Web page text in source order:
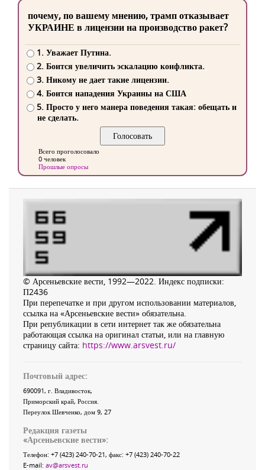
почему, по вашему мнению, трамп отказывает
УКРАИНЕ в лицензии на производство ракет?
1. Уважает Путина.
2. Боится увеличить эскалацию конфликта.
3. Никому не дает такие лицензии.
4. Боится нападения Украины на США
5. Просто у него манера поведения такая: обещать и
не сделать.
Всего проголосовало
0 человек
Прошлые опросы
© Арсеньевские вести, 1992—2022. Индекс подписки:
П2436
При перепечатке и при другом использовании материалов,
ссылка на «Арсеньевские вести» обязательна.
При републикации в сети интернет так же обязательна
работающая ссылка на оригинал статьи, или на главную
страницу сайта: https://www.arsvest.ru/
Почтовый адрес:
690091, г. Владивосток,
Приморский край, Россия
Переулок Шевченко, дом 9, 27
Редакция газеты
«Арсеньевские вести»:
Телефон: +7 (423) 240-70-21, факс: +7 (423) 240-70-22
E-mail: av@arsvest.ru